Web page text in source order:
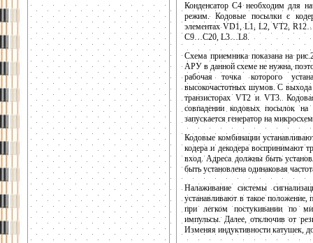
Конденсатор С4 необходим для
режим. Кодовые посылки с
элементах VD1, L1, L2, VT2,
С9…С20, L3…L8.
Схема приемника показана на
АРУ в данной схеме не нужна,
рабочая точка которого
высокочастотных шумов. С выхода
транзисторах VT2 и VT3.
совпадении кодовых посылок
запускается генератор на
Кодовые комбинации
кодера и декодера воспринимают
вход. Адреса должны быть
быть установлена одинаковая
Налаживание системы
устанавливают в такое
при легком постукивании по
импульсы. Далее, отключив от
Изменяя индуктивности катушек,